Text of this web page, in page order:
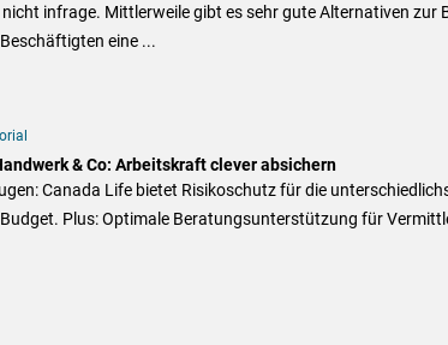
infrage. Mittlerweile gibt es sehr gute Alternativen zur
eine ...
& Co: Arbeitskraft clever absichern
Canada Life bietet Risikoschutz für die
Plus: Optimale Beratungsunterstützung für